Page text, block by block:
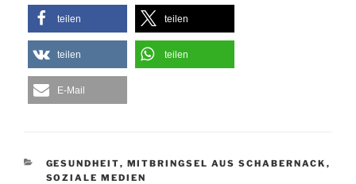
teilen teilen
teilen teilen
E-Mail
KATEGORIEN
GESUNDHEIT, MITBRINGSEL AUS SCHABERNACK ,
SOZIALE MEDIEN